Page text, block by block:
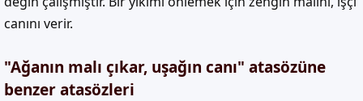
canını verir.
"Ağanın malı çıkar, uşağın canı" atasözüne
benzer atasözleri